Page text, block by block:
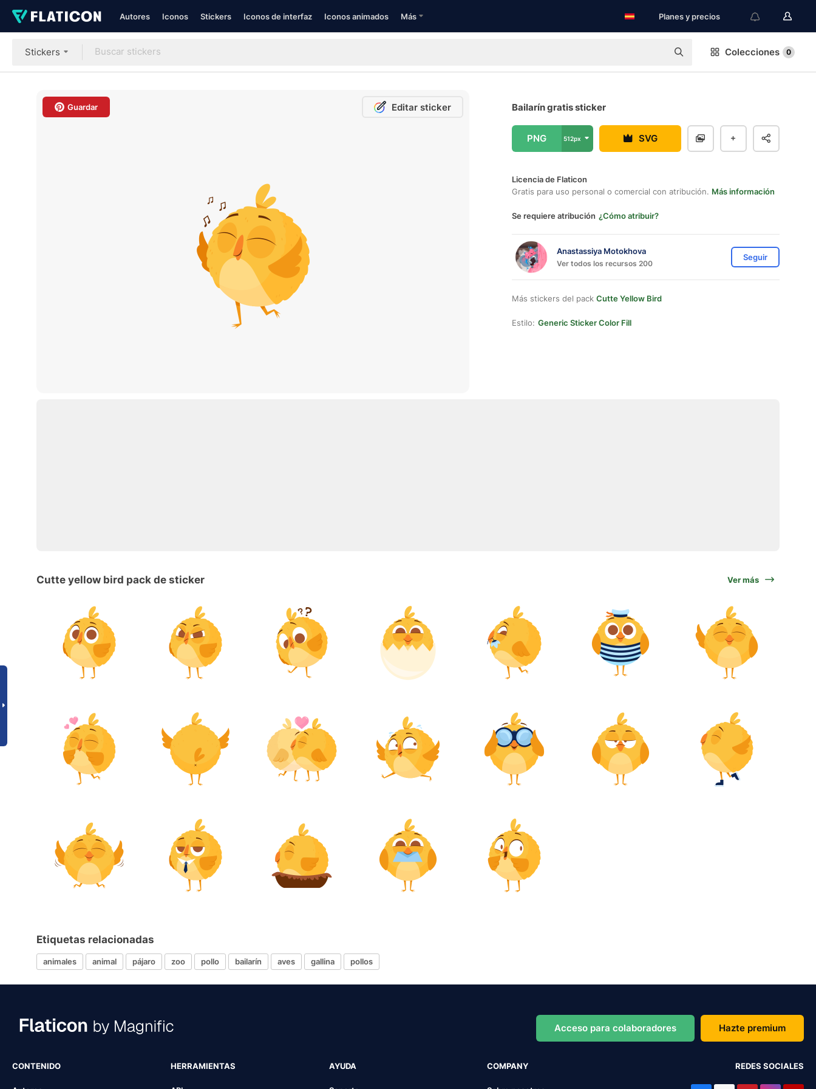
Autores Iconos Stickers Iconos de interfaz Iconos animados Más Planes y precios
Stickers Colecciones 0
Guardar Editar sticker Bailarín gratis sticker
PNG 512px SVG
Licencia de Flaticon
Gratis para uso personal o comercial con atribución. Más información
Se requiere atribución ¿Cómo atribuir?
Anastassiya Motokhova
Ver todos los recursos 200
Seguir
Más stickers del pack Cutte Yellow Bird
Estilo: Generic Sticker Color Fill
Cutte yellow bird pack de sticker Ver más
Etiquetas relacionadas
animales animal pájaro zoo pollo bailarín aves gallina pollos
Acceso para colaboradores Hazte premium
CONTENIDO HERRAMIENTAS AYUDA COMPANY REDES SOCIALES